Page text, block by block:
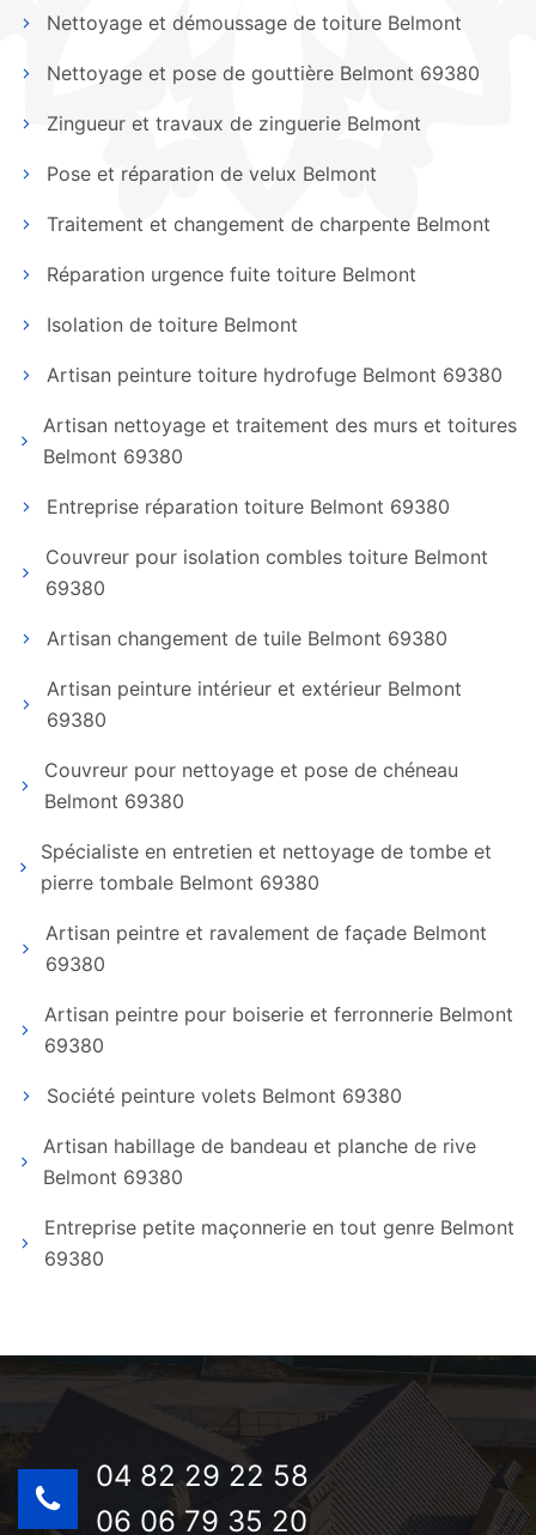
Nettoyage et démoussage de toiture Belmont
Nettoyage et pose de gouttière Belmont 69380
Zingueur et travaux de zinguerie Belmont
Pose et réparation de velux Belmont
Traitement et changement de charpente Belmont
Réparation urgence fuite toiture Belmont
Isolation de toiture Belmont
Artisan peinture toiture hydrofuge Belmont 69380
Artisan nettoyage et traitement des murs et toitures
Belmont 69380
Entreprise réparation toiture Belmont 69380
Couvreur pour isolation combles toiture Belmont
69380
Artisan changement de tuile Belmont 69380
Artisan peinture intérieur et extérieur Belmont
69380
Couvreur pour nettoyage et pose de chéneau
Belmont 69380
Spécialiste en entretien et nettoyage de tombe et
pierre tombale Belmont 69380
Artisan peintre et ravalement de façade Belmont
69380
Artisan peintre pour boiserie et ferronnerie Belmont
69380
Société peinture volets Belmont 69380
Artisan habillage de bandeau et planche de rive
Belmont 69380
Entreprise petite maçonnerie en tout genre Belmont
69380
04 82 29 22 58
06 06 79 35 20